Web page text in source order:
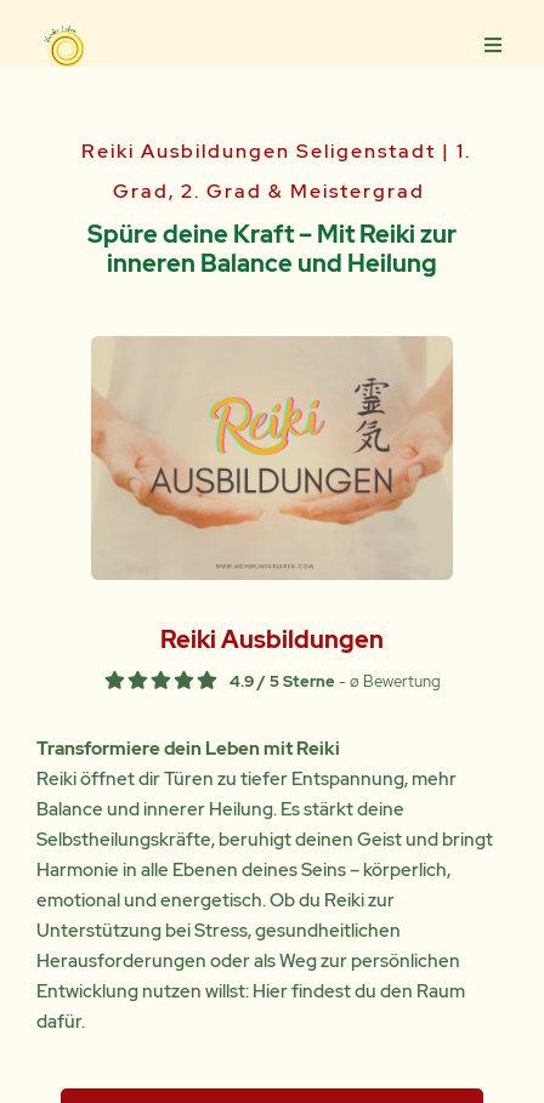
Reiki Ausbildungen Seligenstadt | 1.
Grad, 2. Grad & Meistergrad
Spüre deine Kraft – Mit Reiki zur
inneren Balance und Heilung
Reiki Ausbildungen
4.9 / 5 Sterne- ø Bewertung
Transformiere dein Leben mit Reiki
Reiki öffnet dir Türen zu tiefer Entspannung, mehr
Balance und innerer Heilung. Es stärkt deine
Selbstheilungskräfte, beruhigt deinen Geist und bringt
Harmonie in alle Ebenen deines Seins – körperlich,
emotional und energetisch. Ob du Reiki zur
Unterstützung bei Stress, gesundheitlichen
Herausforderungen oder als Weg zur persönlichen
Entwicklung nutzen willst: Hier findest du den Raum
dafür.